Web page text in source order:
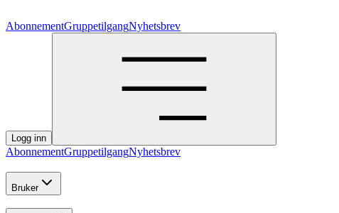
AbonnementGruppetilgangNyhetsbrev
Logg inn
AbonnementGruppetilgangNyhetsbrev
Bruker